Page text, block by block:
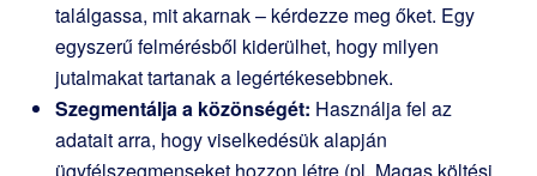
találgassa, mit akarnak – kérdezze meg őket. Egy
egyszerű felmérésből kiderülhet, hogy milyen
jutalmakat tartanak a legértékesebbnek.
Szegmentálja a közönségét: Használja fel az
adatait arra, hogy viselkedésük alapján